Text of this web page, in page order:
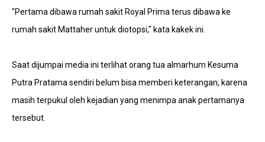
"Pertama dibawa rumah sakit Royal Prima terus dibawa ke
rumah sakit Mattaher untuk diotopsi," kata kakek ini.
Saat dijumpai media ini terlihat orang tua almarhum Kesuma
Putra Pratama sendiri belum bisa memberi keterangan, karena
masih terpukul oleh kejadian yang menimpa anak pertamanya
tersebut.